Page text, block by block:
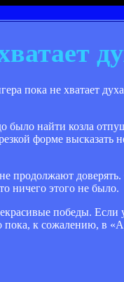
пока не хватает
найти козла
форме высказать
продолжают
ничего этого не было.
победы.
к сожалению, в